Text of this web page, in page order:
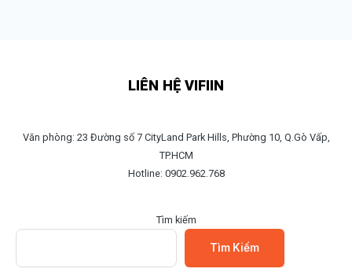
LIÊN HỆ VIFIIN
Văn phòng: 23 Đường số 7 CityLand Park Hills, Phường 10, Q.Gò Vấp,
TP.HCM
Hotline: 0902.962.768
Tìm kiếm
Tìm Kiếm